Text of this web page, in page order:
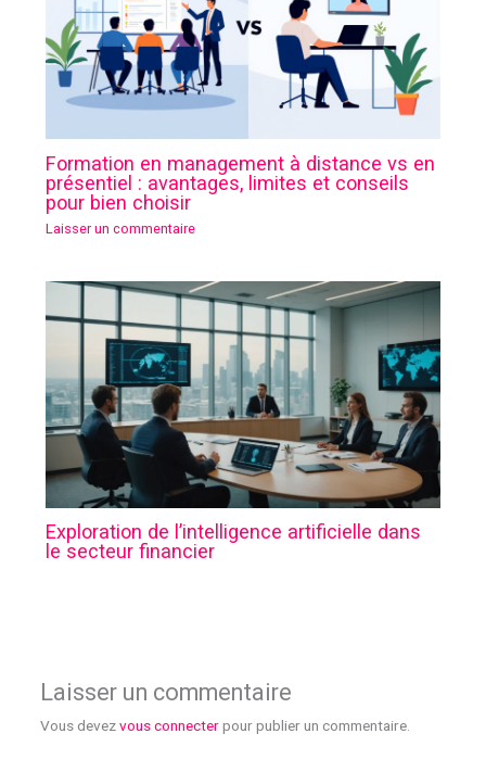
Formation en management à distance vs en
présentiel : avantages, limites et conseils
pour bien choisir
Laisser un commentaire
Exploration de l’intelligence artificielle dans
le secteur financier
Laisser un commentaire
Vous devezvous connecterpour publier un commentaire.